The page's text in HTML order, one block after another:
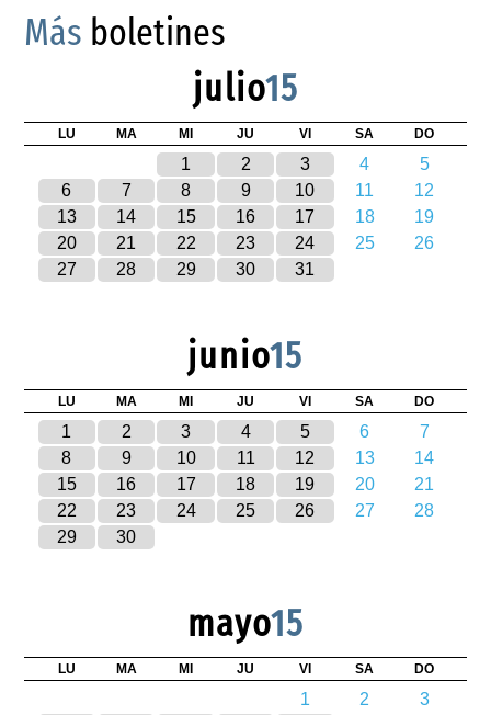
Más boletines
julio15
LU MA MI JU VI SA DO
1 2 3 4
5
6
7 8 9 10 11
12
13
14 15 16 17 18
19
20
21 22 23 24 25
26
27
28 29 30 31
junio15
LU MA MI JU VI SA DO
1 2 3 4 5 6
7
8
9 10 11 12 13
14
15
16 17 18 19 20
21
22
23 24 25 26 27
28
29
30
mayo15
LU MA MI JU VI SA DO
1 2
3